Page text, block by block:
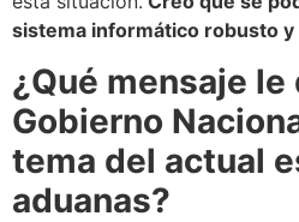
sistema informático robusto
¿Qué mensaje le
Gobierno
tema del actual
aduanas?